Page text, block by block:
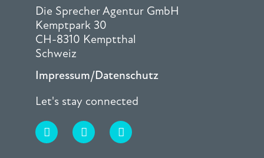
Die Sprecher Agentur GmbH
Kemptpark 30
CH-8310 Kemptthal
Schweiz
Impressum/Datenschutz
Let's stay connected